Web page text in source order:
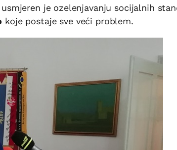
je ozelenjavanju socijalnih
koje postaje sve veći problem.